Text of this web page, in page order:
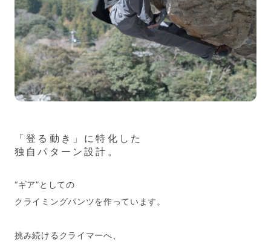
「登る動き」に特化した
独自パターン設計。
“ギア”としての
クライミングパンツを作っています。
挑み続けるクライマーへ、